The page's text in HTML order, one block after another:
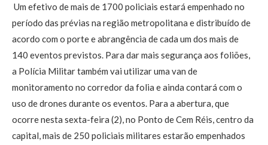
Um efetivo de mais de 1700 policiais estará empenhado no
período das prévias na região metropolitana e distribuído de
acordo com o porte e abrangência de cada um dos mais de
140 eventos previstos. Para dar mais segurança aos foliões,
a Polícia Militar também vai utilizar uma van de
monitoramento no corredor da folia e ainda contará com o
uso de drones durante os eventos. Para a abertura, que
ocorre nesta sexta-feira (2), no Ponto de Cem Réis, centro da
capital, mais de 250 policiais militares estarão empenhados